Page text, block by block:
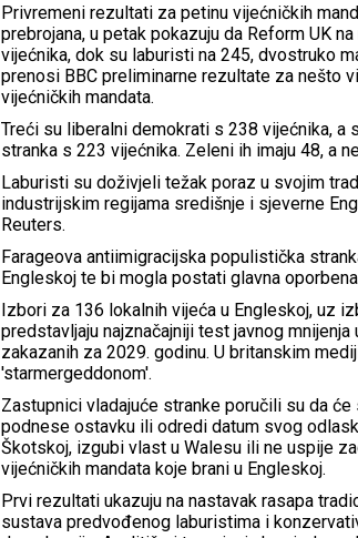
Privremeni rezultati za petinu vijećničkih
prebrojana, u petak pokazuju da Reform UK
vijećnika, dok su laburisti na 245, dvostruko
prenosi BBC preliminarne rezultate za nešto
vijećničkih mandata.
Treći su liberalni demokrati s 238 vijećnika, a
stranka s 223 vijećnika. Zeleni ih imaju 48, a
Laburisti su doživjeli težak poraz u svojim
industrijskim regijama središnje i sjeverne
Reuters.
Farageova antiimigracijska populistička
Engleskoj te bi mogla postati glavna
Izbori za 136 lokalnih vijeća u Engleskoj, uz
predstavljaju najznačajniji test javnog
zakazanih za 2029. godinu. U britanskim
'starmergeddonom'.
Zastupnici vladajuće stranke poručili su da
podnese ostavku ili odredi datum svog
Škotskoj, izgubi vlast u Walesu ili ne uspije
vijećničkih mandata koje brani u Engleskoj.
Prvi rezultati ukazuju na nastavak rasapa
sustava predvođenog laburistima i